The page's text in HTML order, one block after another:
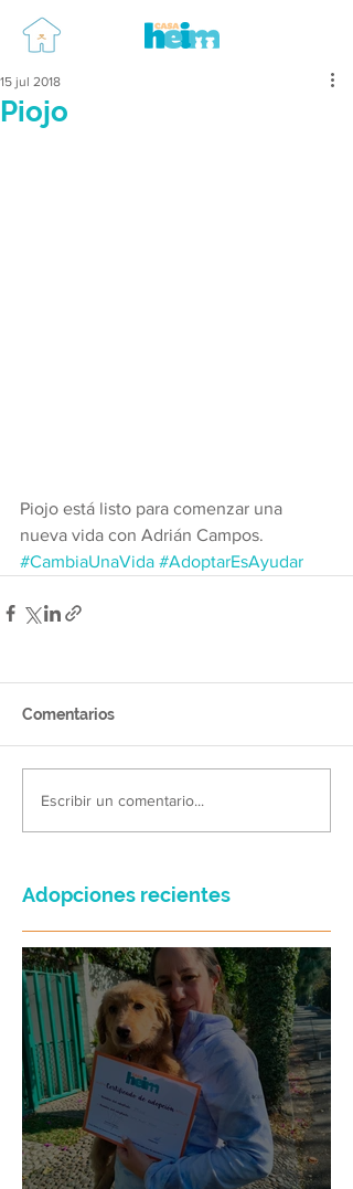
Piojo
15 jul 2018
Piojo está listo para comenzar una
nueva vida con Adrián Campos.
#CambiaUnaVida #AdoptarEsAyudar
Comentarios
Escribir un comentario...
Adopciones recientes